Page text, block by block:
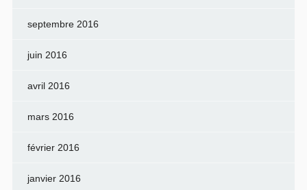
septembre 2016
juin 2016
avril 2016
mars 2016
février 2016
janvier 2016